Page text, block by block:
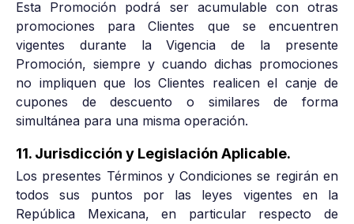
Esta Promoción podrá ser acumulable con otras
promociones para Clientes que se encuentren
vigentes durante la Vigencia de la presente
Promoción, siempre y cuando dichas promociones
no impliquen que los Clientes realicen el canje de
cupones de descuento o similares de forma
simultánea para una misma operación.
11. Jurisdicción y Legislación Aplicable.
Los presentes Términos y Condiciones se regirán en
todos sus puntos por las leyes vigentes en la
República Mexicana, en particular respecto de